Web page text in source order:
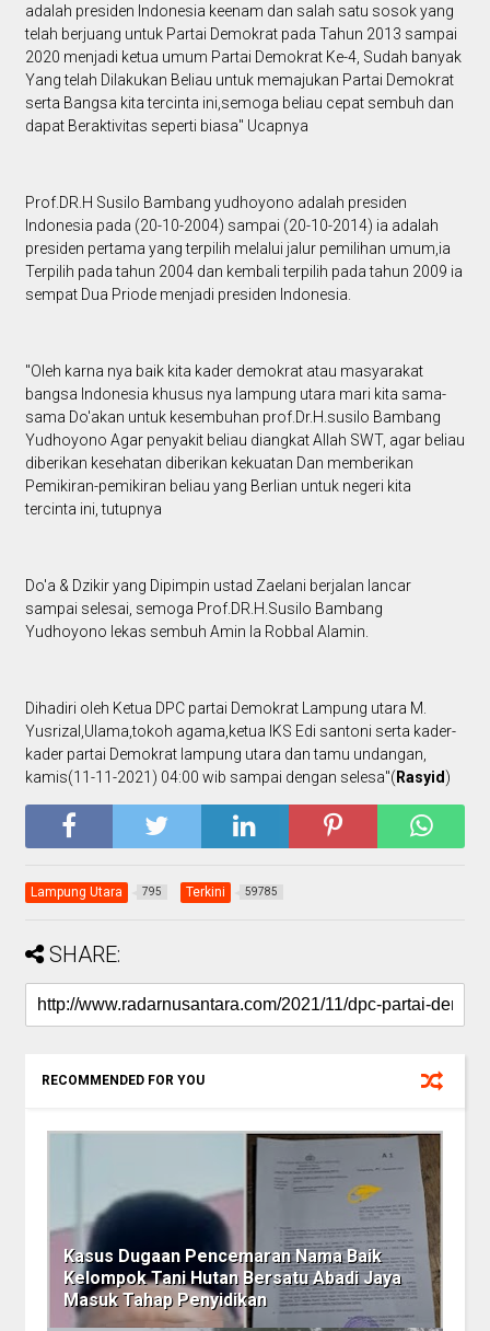
adalah presiden Indonesia keenam dan salah satu sosok yang
telah berjuang untuk Partai Demokrat pada Tahun 2013 sampai
2020 menjadi ketua umum Partai Demokrat Ke-4, Sudah banyak
Yang telah Dilakukan Beliau untuk memajukan Partai Demokrat
serta Bangsa kita tercinta ini,semoga beliau cepat sembuh dan
dapat Beraktivitas seperti biasa" Ucapnya
Prof.DR.H Susilo Bambang yudhoyono adalah presiden
Indonesia pada (20-10-2004) sampai (20-10-2014) ia adalah
presiden pertama yang terpilih melalui jalur pemilihan umum,ia
Terpilih pada tahun 2004 dan kembali terpilih pada tahun 2009 ia
sempat Dua Priode menjadi presiden Indonesia.
"Oleh karna nya baik kita kader demokrat atau masyarakat
bangsa Indonesia khusus nya lampung utara mari kita sama-
sama Do'akan untuk kesembuhan prof.Dr.H.susilo Bambang
Yudhoyono Agar penyakit beliau diangkat Allah SWT, agar beliau
diberikan kesehatan diberikan kekuatan Dan memberikan
Pemikiran-pemikiran beliau yang Berlian untuk negeri kita
tercinta ini, tutupnya
Do'a & Dzikir yang Dipimpin ustad Zaelani berjalan lancar
sampai selesai, semoga Prof.DR.H.Susilo Bambang
Yudhoyono lekas sembuh Amin Ia Robbal Alamin.
Dihadiri oleh Ketua DPC partai Demokrat Lampung utara M.
Yusrizal,Ulama,tokoh agama,ketua IKS Edi santoni serta kader-
kader partai Demokrat lampung utara dan tamu undangan,
kamis(11-11-2021) 04:00 wib sampai dengan selesa"( Rasyid )
Lampung Utara 795 Terkini 59785
SHARE:
RECOMMENDED FOR YOU
Kasus Dugaan Pencemaran Nama Baik
Kelompok Tani Hutan Bersatu Abadi Jaya
Masuk Tahap Penyidikan